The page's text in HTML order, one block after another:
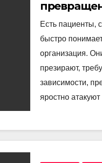
Есть пациенты,
быстро
организация.
презирают,
зависимости,
яростно